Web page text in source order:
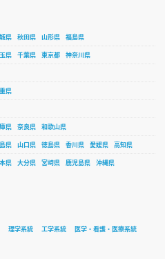
県 秋田県 山形県
福島県
県 千葉県 東京都
神奈川県
県
県 奈良県
和歌山県
県 山口県 徳島県 香川県 愛媛県
高知県
県 大分県 宮崎県 鹿児島県 沖縄県
理学系統 工学系統
医学・看護・医療系統